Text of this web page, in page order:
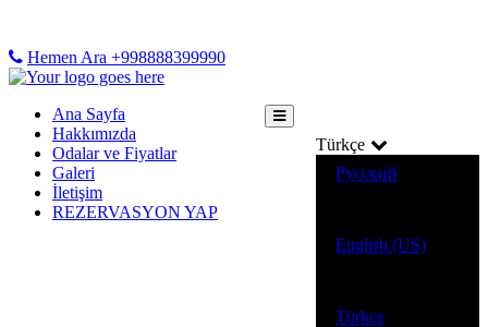
Hemen Ara +998888399990
Türkçe
Русский
English (US)
Türkçe
Ana Sayfa
Hakkımızda
Odalar ve Fiyatlar
Galeri
İletişim
REZERVASYON YAP